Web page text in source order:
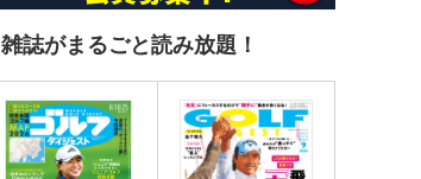
雑誌がまるごと読み放題！